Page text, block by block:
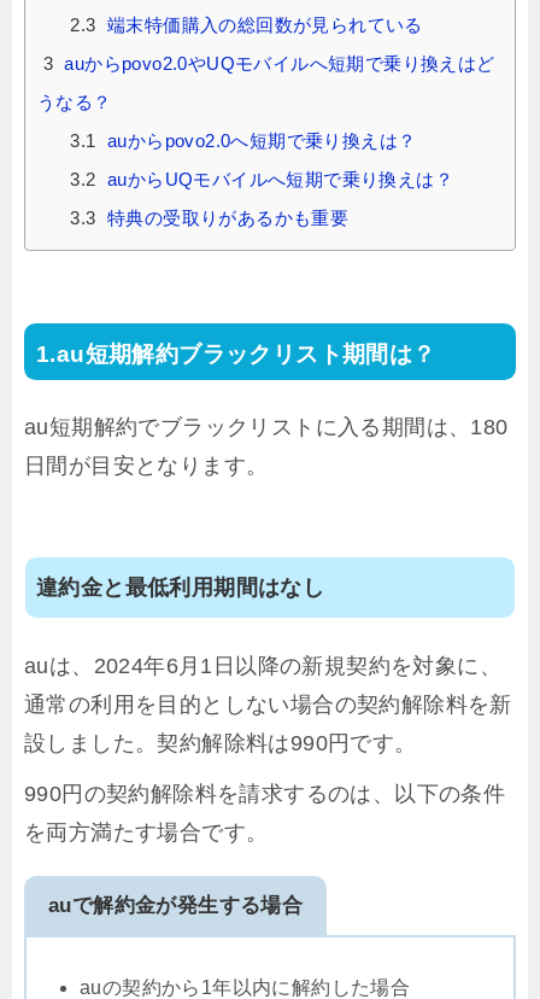
2.3 端末特価購入の総回数が見られている
3 auからpovo2.0やUQモバイルへ短期で乗り換えはど
うなる？
3.1 auからpovo2.0へ短期で乗り換えは？
3.2 auからUQモバイルへ短期で乗り換えは？
3.3 特典の受取りがあるかも重要
au短期解約ブラックリスト期間は？
au短期解約でブラックリストに入る期間は、180
日間が目安となります。
違約金と最低利用期間はなし
auは、2024年6月1日以降の新規契約を対象に、
通常の利用を目的としない場合の契約解除料を新
設しました。契約解除料は990円です。
990円の契約解除料を請求するのは、以下の条件
を両方満たす場合です。
auで解約金が発生する場合
auの契約から1年以内に解約した場合